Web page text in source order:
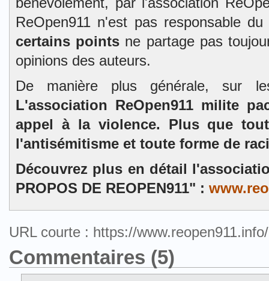
ReOpen911 n'est pas responsable
certains points ne partage pas
opinions des auteurs.
De manière plus générale, sur
L'association ReOpen911 milite
appel à la violence. Plus que
l'antisémitisme et toute forme de
Découvrez plus en détail
PROPOS DE REOPEN911" :
URL courte : https://
Commentaires (5)